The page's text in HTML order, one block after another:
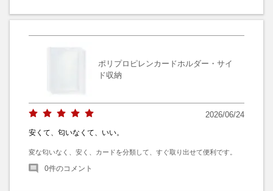
ポリプロピレンカードホルダー・サイ
ド収納
2026/06/24
安くて、匂いなくて、いい。
変な匂いなく、安く、カードを分類して、すぐ取り出せて便利です。
0件のコメント